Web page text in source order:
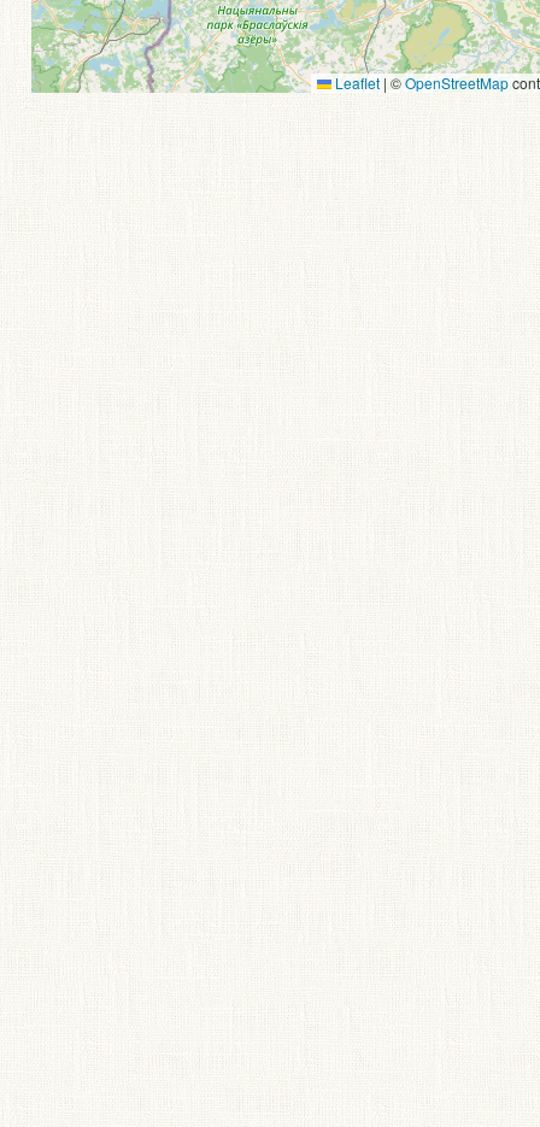
Leaflet | ©OpenStreetMap